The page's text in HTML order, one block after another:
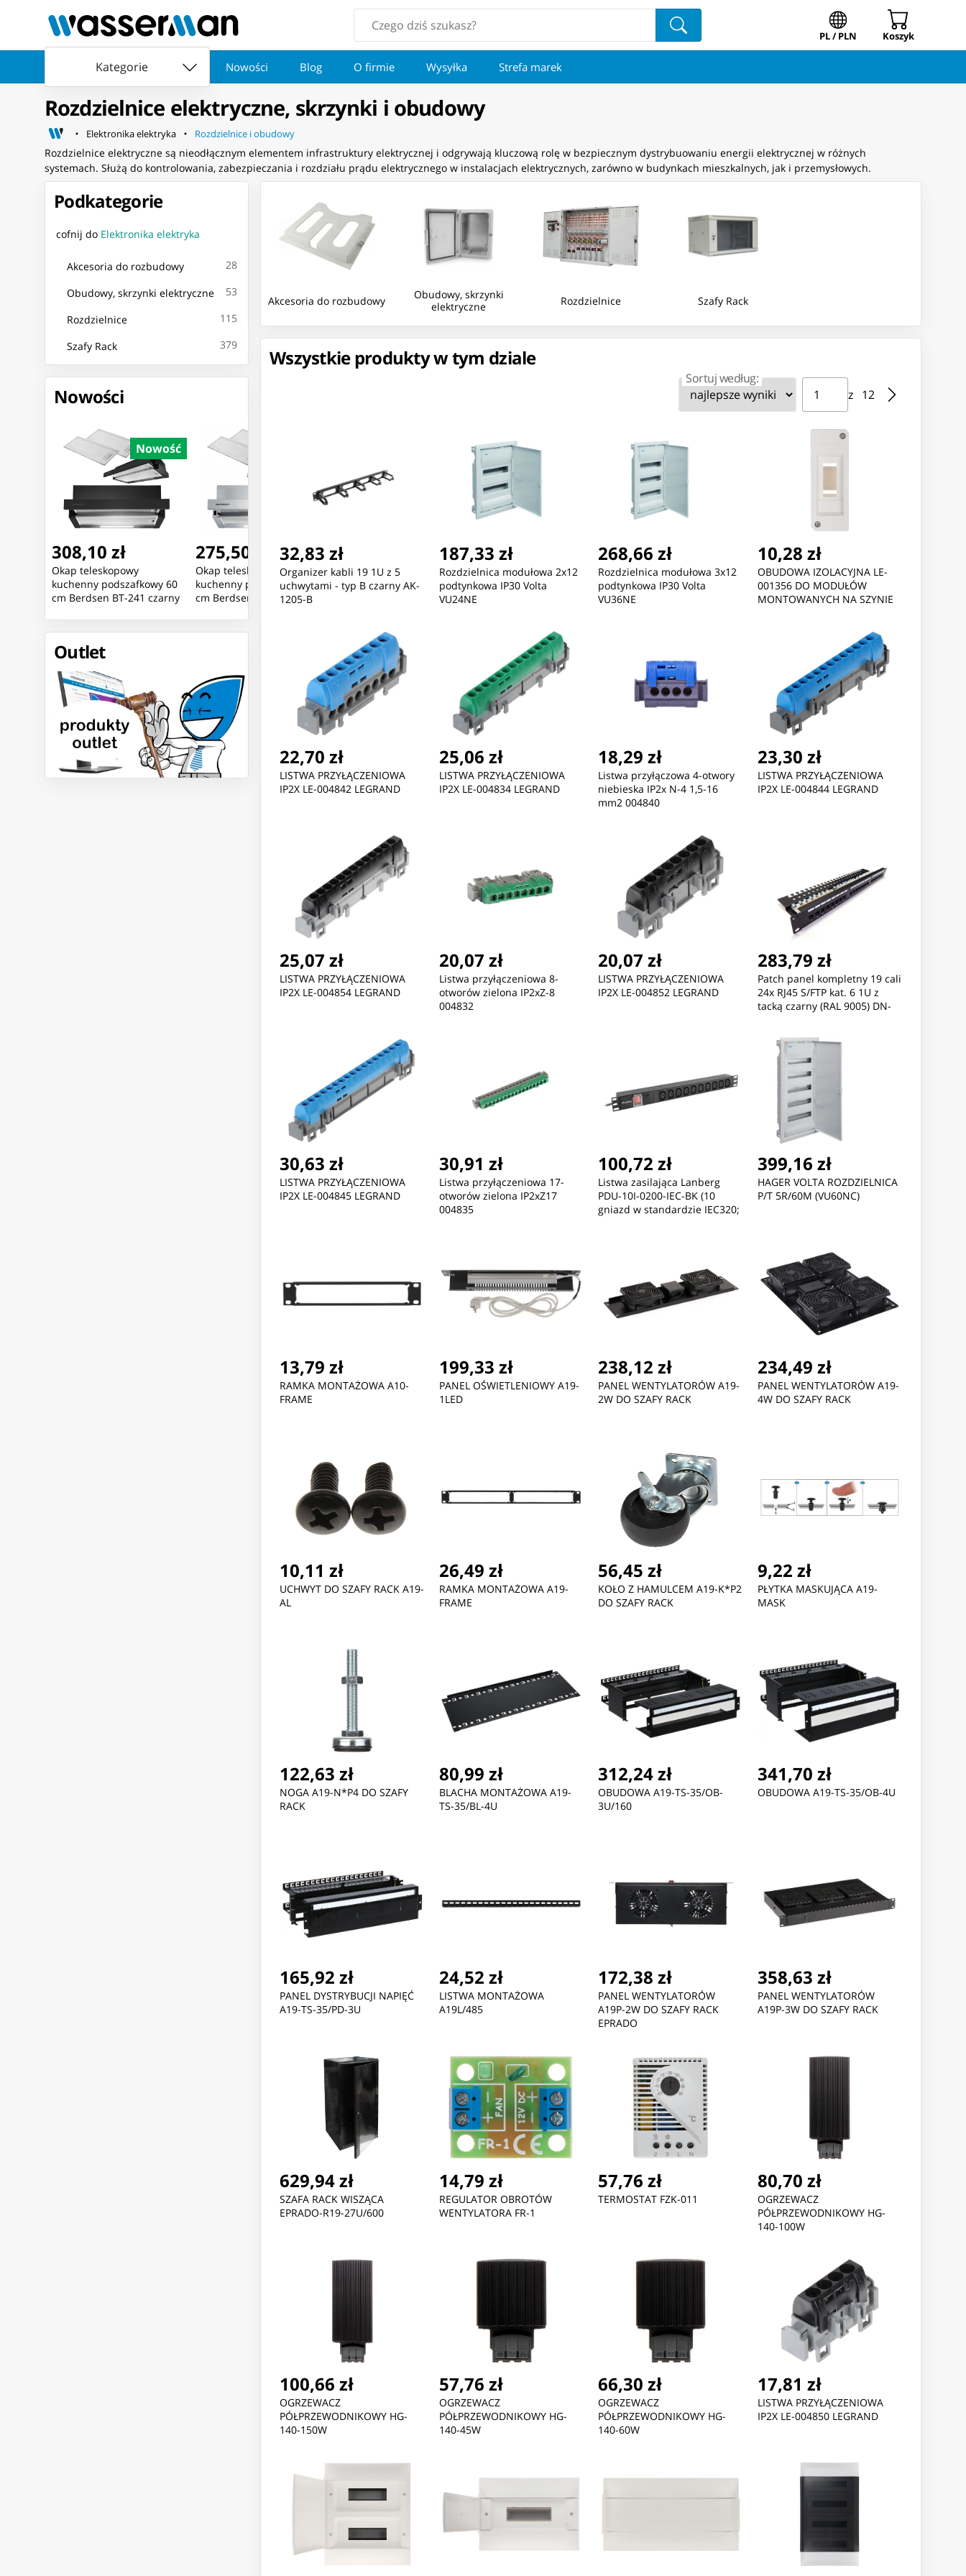
PL / PLN Koszyk
Kategorie Nowości Blog O firmie Wysyłka Strefa marek
Rozdzielnice elektryczne, skrzynki i obudowy
Elektronika elektryka Rozdzielnice i obudowy
Rozdzielnice elektryczne są nieodłącznym elementem infrastruktury elektrycznej i odgrywają kluczową rolę w bezpiecznym dystrybuowaniu energii elektrycznej w różnych
systemach. Służą do kontrolowania, zabezpieczania i rozdziału prądu elektrycznego w instalacjach elektrycznych, zarówno w budynkach mieszkalnych, jak i przemysłowych.
Podkategorie
cofnij do Elektronika elektryka
Akcesoria do rozbudowy 28
Obudowy, skrzynki elektryczne 53
Rozdzielnice 115
Szafy Rack 379
Nowości
Nowość
275,50 zł
Okap teleskopowy
kuchenny podszafkowy 50
cm Berdsen BT-242 inox
1897,10 zł
Ubiquiti An intelligent
door entry
537,17 zł
Ubiquiti Five-meter video
cable to
2040,74 zł
Ubiquiti UniFi 5G Max
Outdoor
86,43 zł
Epson TAPE - LK4WBN STD
BLK/WHT
451,62 zł
Kyocera Tk-1150 Toner
Cartridge 1
Outlet
Akcesoria do rozbudowy
Obudowy, skrzynki
elektryczne
Rozdzielnice Szafy Rack
Wszystkie produkty w tym dziale
Sortuj według: Strona ⁨1⁩ z ⁨12⁩
z ⁨12⁩
Przejdź do strony
32,83 zł
Organizer kabli 19 1U z 5
uchwytami - typ B czarny AK-
1205-B
187,33 zł
Rozdzielnica modułowa 2x12
podtynkowa IP30 Volta
VU24NE
268,66 zł
Rozdzielnica modułowa 3x12
podtynkowa IP30 Volta
VU36NE
10,28 zł
OBUDOWA IZOLACYJNA LE-
001356 DO MODUŁÓW
MONTOWANYCH NA SZYNIE
22,70 zł
LISTWA PRZYŁĄCZENIOWA
IP2X LE-004842 LEGRAND
25,06 zł
LISTWA PRZYŁĄCZENIOWA
IP2X LE-004834 LEGRAND
18,29 zł
Listwa przyłączowa 4-otwory
niebieska IP2x N-4 1,5-16
mm2 004840
23,30 zł
LISTWA PRZYŁĄCZENIOWA
IP2X LE-004844 LEGRAND
25,07 zł
LISTWA PRZYŁĄCZENIOWA
IP2X LE-004854 LEGRAND
20,07 zł
Listwa przyłączeniowa 8-
otworów zielona IP2xZ-8
004832
20,07 zł
LISTWA PRZYŁĄCZENIOWA
IP2X LE-004852 LEGRAND
283,79 zł
Patch panel kompletny 19 cali
24x RJ45 S/FTP kat. 6 1U z
tacką czarny (RAL 9005) DN-
30,63 zł
LISTWA PRZYŁĄCZENIOWA
IP2X LE-004845 LEGRAND
30,91 zł
Listwa przyłączeniowa 17-
otworów zielona IP2xZ17
004835
100,72 zł
Listwa zasilająca Lanberg
PDU-10I-0200-IEC-BK (10
gniazd w standardzie IEC320;
399,16 zł
HAGER VOLTA ROZDZIELNICA
P/T 5R/60M (VU60NC)
13,79 zł
RAMKA MONTAŻOWA A10-
FRAME
199,33 zł
PANEL OŚWIETLENIOWY A19-
1LED
238,12 zł
PANEL WENTYLATORÓW A19-
2W DO SZAFY RACK
234,49 zł
PANEL WENTYLATORÓW A19-
4W DO SZAFY RACK
10,11 zł
UCHWYT DO SZAFY RACK A19-
AL
26,49 zł
RAMKA MONTAŻOWA A19-
FRAME
56,45 zł
KOŁO Z HAMULCEM A19-K*P2
DO SZAFY RACK
9,22 zł
PŁYTKA MASKUJĄCA A19-
MASK
122,63 zł
NOGA A19-N*P4 DO SZAFY
RACK
80,99 zł
BLACHA MONTAŻOWA A19-
TS-35/BL-4U
312,24 zł
OBUDOWA A19-TS-35/OB-
3U/160
341,70 zł
OBUDOWA A19-TS-35/OB-4U
165,92 zł
PANEL DYSTRYBUCJI NAPIĘĆ
A19-TS-35/PD-3U
24,52 zł
LISTWA MONTAŻOWA
A19L/485
172,38 zł
PANEL WENTYLATORÓW
A19P-2W DO SZAFY RACK
EPRADO
358,63 zł
PANEL WENTYLATORÓW
A19P-3W DO SZAFY RACK
629,94 zł
SZAFA RACK WISZĄCA
EPRADO-R19-27U/600
14,79 zł
REGULATOR OBROTÓW
WENTYLATORA FR-1
57,76 zł
TERMOSTAT FZK-011
80,70 zł
OGRZEWACZ
PÓŁPRZEWODNIKOWY HG-
140-100W
100,66 zł
OGRZEWACZ
PÓŁPRZEWODNIKOWY HG-
140-150W
57,76 zł
OGRZEWACZ
PÓŁPRZEWODNIKOWY HG-
140-45W
66,30 zł
OGRZEWACZ
PÓŁPRZEWODNIKOWY HG-
140-60W
17,81 zł
LISTWA PRZYŁĄCZENIOWA
IP2X LE-004850 LEGRAND